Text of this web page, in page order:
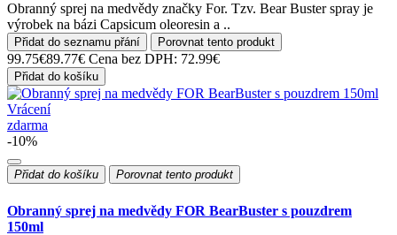
Obranný sprej na medvědy značky For. Tzv. Bear Buster spray je
výrobek na bázi Capsicum oleoresin a ..
Přidat do seznamu přání Porovnat tento produkt
99.75€89.77€ Cena bez DPH: 72.99€
Přidat do košíku
Vrácení
zdarma
-10%
Přidat do košíku Porovnat tento produkt
Obranný sprej na medvědy FOR BearBuster s pouzdrem
150ml